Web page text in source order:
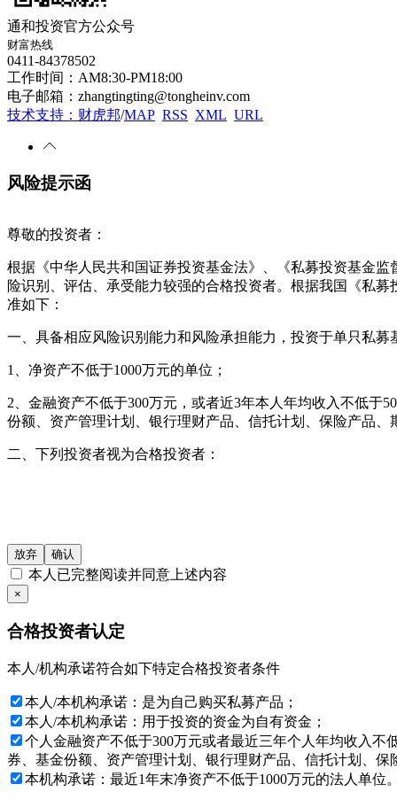
通和投资官方公众号
财富热线
0411-84378502
工作时间：AM8:30-PM18:00
电子邮箱：zhangtingting@tongheinv.com
技术支持：财虎邦/MAP RSS XML URL
风险提示函
尊敬的投资者：
根据《中华人民共和国证券投资基金法》、《私募投资基金
险识别、评估、承受能力较强的合格投资者。根据我国《私
准如下：
一、具备相应风险识别能力和风险承担能力，投资于单只私
1、净资产不低于1000万元的单位；
2、金融资产不低于300万元，或者近3年本人年均收入不低于
份额、资产管理计划、银行理财产品、信托计划、保险产品、
二、下列投资者视为合格投资者：
3、投资于所管理私募基金的私募基金管理人及其从业人员；
4、中国证监会规定的其他投资者。
仔细审阅相关金融产品的合同文件等以了解其风险因素, 或寻
基金产品净值可能会有较大的波动, 并可能在短时间内大幅下
目标。
投资产品的价格及其收益存在涨跌变动, 而过往的产品业绩数
出投资决策, 否则由投资者自行承担所有风险。
本网站所载的各种信息和数据等是我们认为合法或已公开的
放弃 确认
本人已完整阅读并同意上述内容
×
合格投资者认定
本人/机构承诺符合如下特定合格投资者条件
本人/本机构承诺：是为自己购买私募产品；
本人/本机构承诺：用于投资的资金为自有资金；
个人金融资产不低于300万元或者最近三年个人年均收入
券、基金份额、资产管理计划、银行理财产品、信托计划、保
本机构承诺：最近1年末净资产不低于1000万元的法人单位